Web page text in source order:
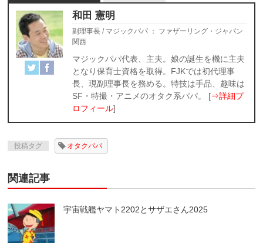
和田 憲明
副理事長 / マジックパパ ： ファザーリング・ジャパン
関西
マジックパパ代表、主夫。娘の誕生を機に主夫
となり保育士資格を取得。FJKでは初代理事
長、現副理事長を務める。特技は手品、趣味は
SF・特撮・アニメのオタク系パパ。 [⇒詳細プ
ロフィール]
投稿タグ オタクパパ
関連記事
宇宙戦艦ヤマト2202とサザエさん2025